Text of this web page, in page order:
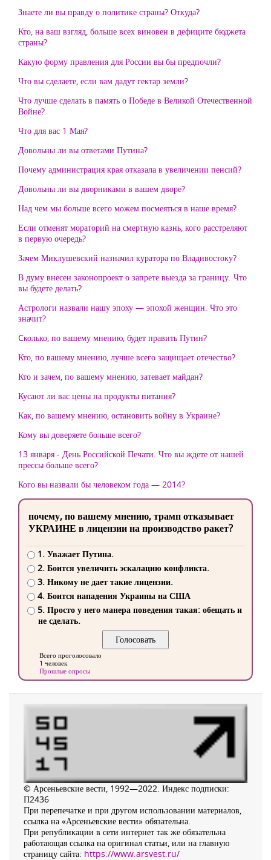
Знаете ли вы правду о политике страны? Откуда?
Кто, на ваш взгляд, больше всех виновен в дефиците бюджета
страны?
Какую форму правления для России вы бы предпочли?
Что вы сделаете, если вам дадут гектар земли?
Что лучше сделать в память о Победе в Великой Отечественной
Войне?
Что для вас 1 Мая?
Довольны ли вы ответами Путина?
Почему администрация края отказала в увеличении пенсий?
Довольны ли вы дворниками в вашем дворе?
Над чем мы больше всего можем посмеяться в наше время?
Если отменят мораторий на смертную казнь, кого расстреляют
в первую очередь?
Зачем Миклушевский назначил куратора по Владивостоку?
В думу внесен законопроект о запрете выезда за границу. Что
вы будете делать?
Астрологи назвали нашу эпоху — эпохой женщин. Что это
значит?
Cколько, по вашему мнению, будет править Путин?
Кто, по вашему мнению, лучше всего защищает отечество?
Кто и зачем, по вашему мнению, затевает майдан?
Кусают ли вас цены на продукты питания?
Как, по вашему мнению, остановить войну в Украине?
Кому вы доверяете больше всего?
13 января - День Российской Печати. Что вы ждете от нашей
прессы больше всего?
Кого вы назвали бы человеком года — 2014?
почему, по вашему мнению, трамп отказывает
УКРАИНЕ в лицензии на производство ракет?
1. Уважает Путина.
2. Боится увеличить эскалацию конфликта.
3. Никому не дает такие лицензии.
4. Боится нападения Украины на США
5. Просто у него манера поведения такая: обещать и
не сделать.
Всего проголосовало
1 человек
Прошлые опросы
© Арсеньевские вести, 1992—2022. Индекс подписки:
П2436
При перепечатке и при другом использовании материалов,
ссылка на «Арсеньевские вести» обязательна.
При републикации в сети интернет так же обязательна
работающая ссылка на оригинал статьи, или на главную
страницу сайта: https://www.arsvest.ru/